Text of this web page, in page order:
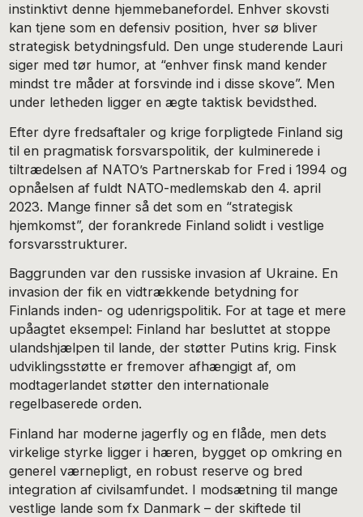
instinktivt denne hjemmebanefordel. Enhver skovsti
kan tjene som en defensiv position, hver sø bliver
strategisk betydningsfuld. Den unge studerende Lauri
siger med tør humor, at “enhver finsk mand kender
mindst tre måder at forsvinde ind i disse skove”. Men
under letheden ligger en ægte taktisk bevidsthed.
Efter dyre fredsaftaler og krige forpligtede Finland sig
til en pragmatisk forsvarspolitik, der kulminerede i
tiltrædelsen af ​​NATO’s Partnerskab for Fred i 1994 og
opnåelsen af ​​fuldt NATO-medlemskab den 4. april
2023. Mange finner så det som en “strategisk
hjemkomst”, der forankrede Finland solidt i vestlige
forsvarsstrukturer.
Baggrunden var den russiske invasion af Ukraine. En
invasion der fik en vidtrækkende betydning for
Finlands inden- og udenrigspolitik. For at tage et mere
upåagtet eksempel: Finland har besluttet at stoppe
ulandshjælpen til lande, der støtter Putins krig. Finsk
udviklingsstøtte er fremover afhængigt af, om
modtagerlandet støtter den internationale
regelbaserede orden.
Finland har moderne jagerfly og en flåde, men dets
virkelige styrke ligger i hæren, bygget op omkring en
generel værnepligt, en robust reserve og bred
integration af civilsamfundet. I modsætning til mange
vestlige lande som fx Danmark – der skiftede til